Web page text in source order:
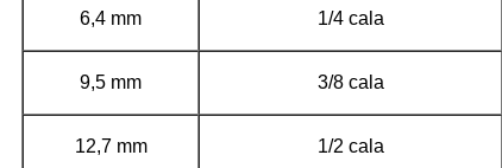
6,4 mm 1/4 cala
9,5 mm 3/8 cala
12,7 mm 1/2 cala